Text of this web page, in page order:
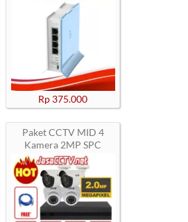
Rp 375.000
Paket CCTV MID 4
Kamera 2MP SPC